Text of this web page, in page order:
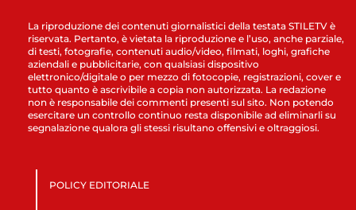
La riproduzione dei contenuti giornalistici della testata STILETV è
riservata. Pertanto, è vietata la riproduzione e l’uso, anche parziale,
di testi, fotografie, contenuti audio/video, filmati, loghi, grafiche
aziendali e pubblicitarie, con qualsiasi dispositivo
elettronico/digitale o per mezzo di fotocopie, registrazioni, cover e
tutto quanto è ascrivibile a copia non autorizzata. La redazione
non è responsabile dei commenti presenti sul sito. Non potendo
esercitare un controllo continuo resta disponibile ad eliminarli su
segnalazione qualora gli stessi risultano offensivi e oltraggiosi.
POLICY EDITORIALE